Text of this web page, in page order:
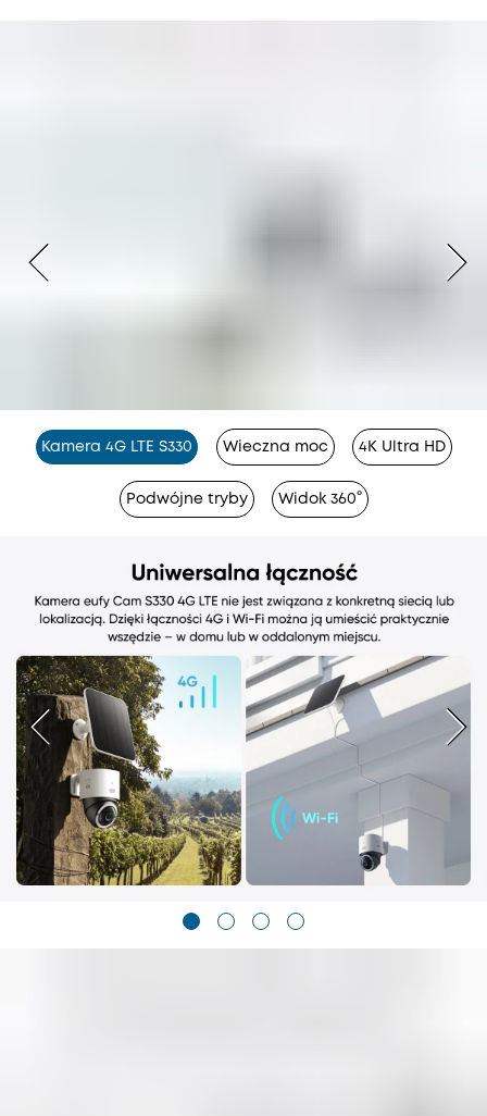
Kamera 4G LTE S330 Wieczna moc 4K Ultra HD
Podwójne tryby Widok 360°